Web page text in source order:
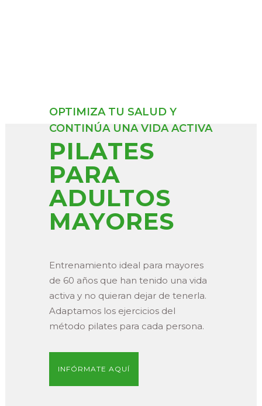
OPTIMIZA TU SALUD Y
CONTINÚA UNA VIDA ACTIVA
PILATES
PARA
ADULTOS
MAYORES
Entrenamiento ideal para mayores
de 60 años que han tenido una vida
activa y no quieran dejar de tenerla.
Adaptamos los ejercicios del
método pilates para cada persona.
INFÓRMATE AQUÍ